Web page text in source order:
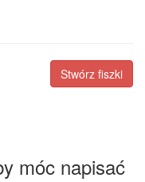
Stwórz fiszki
móc napisać